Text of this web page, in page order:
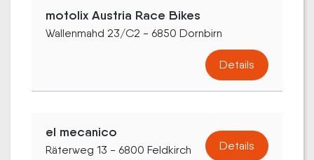
motolix Austria Race Bikes
Wallenmahd 23/C2 - 6850 Dornbirn
Details
el mecanico
Räterweg 13 - 6800 Feldkirch
Details